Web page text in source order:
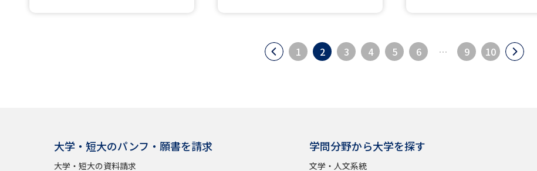
1 2 3 4 5 6 … 9 10
大学・短大のパンフ・願書を請求
大学・短大の資料請求
学問分野から大学を探す
文学・人文系統